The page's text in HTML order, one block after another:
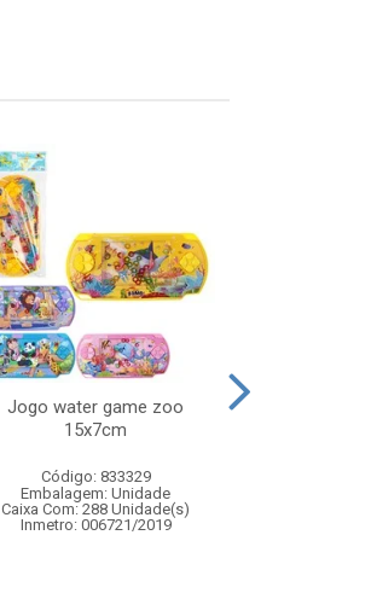
Jogo water game zoo
15x7cm
Código: 833329
Embalagem: Unidade
Caixa Com: 288 Unidade(s)
Inmetro: 006721/2019